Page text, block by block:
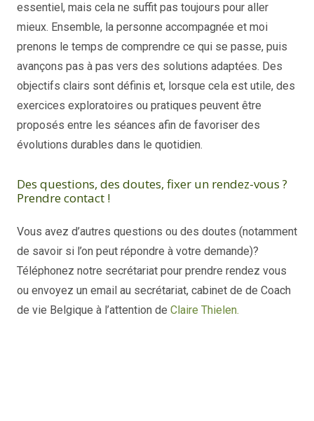
essentiel, mais cela ne suffit pas toujours pour aller
mieux. Ensemble, la personne accompagnée et moi
prenons le temps de comprendre ce qui se passe, puis
avançons pas à pas vers des solutions adaptées. Des
objectifs clairs sont définis et, lorsque cela est utile, des
exercices exploratoires ou pratiques peuvent être
proposés entre les séances afin de favoriser des
évolutions durables dans le quotidien.
Des questions, des doutes, fixer un rendez-vous ?
Prendre contact !
Vous avez d’autres questions ou des doutes (notamment
de savoir si l’on peut répondre à votre demande)?
Téléphonez notre secrétariat pour prendre rendez vous
ou envoyez un email au secrétariat, cabinet de de Coach
de vie Belgique à l’attention de Claire Thielen.